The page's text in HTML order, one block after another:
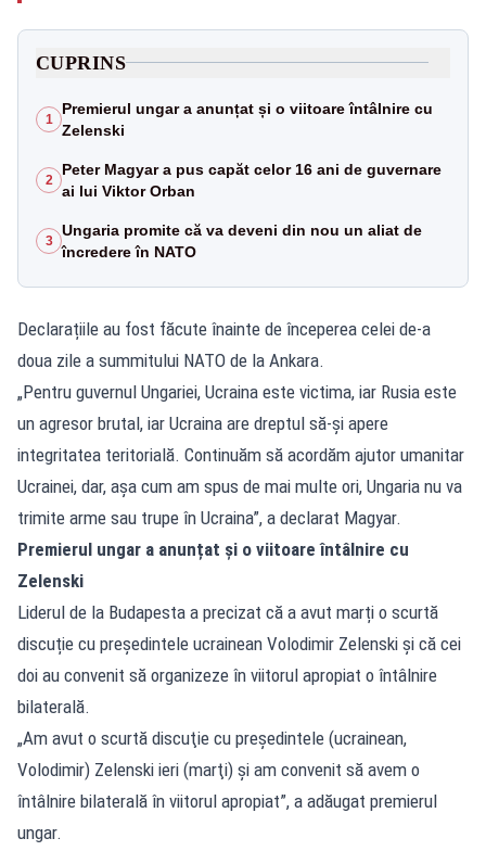
CUPRINS
1
Premierul ungar a anunțat și o viitoare întâlnire cu
Zelenski
2
Peter Magyar a pus capăt celor 16 ani de guvernare
ai lui Viktor Orban
3
Ungaria promite că va deveni din nou un aliat de
încredere în NATO
Declarațiile au fost făcute înainte de începerea celei de-a
doua zile a summitului NATO de la Ankara.
„Pentru guvernul Ungariei, Ucraina este victima, iar Rusia este
un agresor brutal, iar Ucraina are dreptul să-şi apere
integritatea teritorială. Continuăm să acordăm ajutor umanitar
Ucrainei, dar, aşa cum am spus de mai multe ori, Ungaria nu va
trimite arme sau trupe în Ucraina”, a declarat Magyar.
Premierul ungar a anunțat și o viitoare întâlnire cu
Zelenski
Liderul de la Budapesta a precizat că a avut marți o scurtă
discuție cu președintele ucrainean Volodimir Zelenski și că cei
doi au convenit să organizeze în viitorul apropiat o întâlnire
bilaterală.
„Am avut o scurtă discuţie cu preşedintele (ucrainean,
Volodimir) Zelenski ieri (marţi) şi am convenit să avem o
întâlnire bilaterală în viitorul apropiat”, a adăugat premierul
ungar.